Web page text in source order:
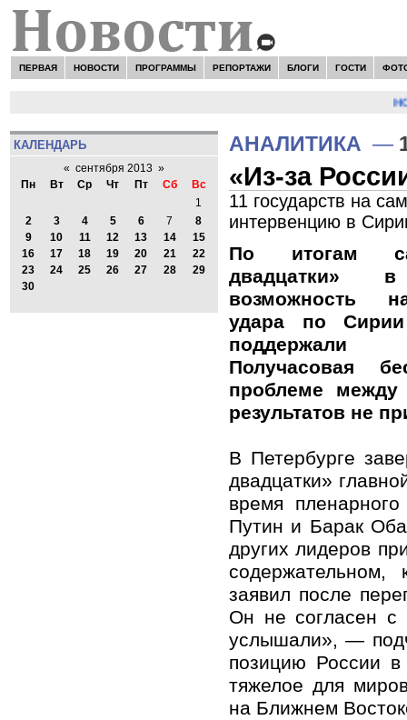
ПЕРВАЯ НОВОСТИ ПРОГРАММЫ РЕПОРТАЖИ БЛОГИ ГОСТИ
КАЛЕНДАРЬ
« сентября 2013 »
Пн
Вт Ср Чт Пт Сб
Вс
1
2
3 4 5 6 7
8
9
10 11 12 13 14
15
16
17 18 19 20 21
22
23
24 25 26 27 28
29
30
АНАЛИТИКА —
«Из-за
11 государств на
интервенцию в
По итогам
двадцатки» в
возможность
удара по
поддержали
Получасовая
проблеме
результатов не
В Петербурге
двадцатки»
время
Путин и Барак
других лидеров
содержательном,
заявил после
Он не согласен с
услышали», —
позицию России в
тяжелое для
на Ближнем